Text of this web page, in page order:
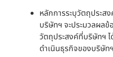
หลักการระบุวัตถุประส
บริษัทฯ จะประมวลผล
วัตถุประสงค์ที่บริษัทฯ
ดำเนินธุรกิจของบริษั